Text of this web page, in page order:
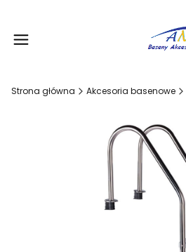
Strona główna Akcesoria basenowe